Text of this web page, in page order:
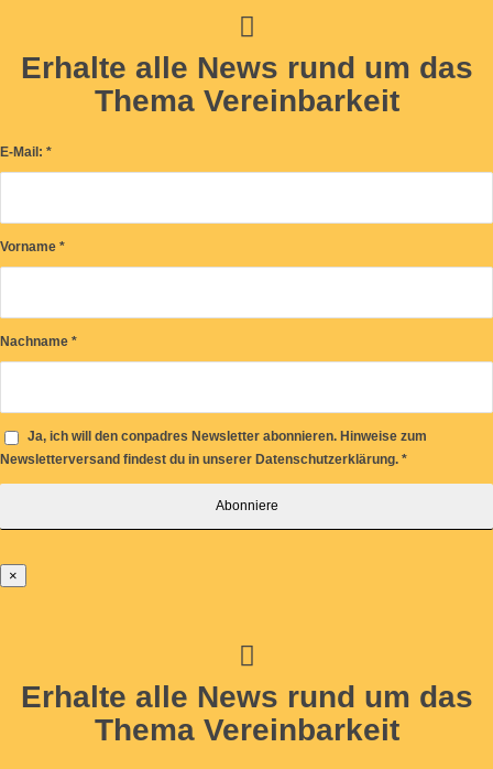
Erhalte alle News rund um das
Thema Vereinbarkeit
E-Mail: *
Vorname *
Nachname *
Ja, ich will den conpadres Newsletter abonnieren. Hinweise zum
Newsletterversand findest du in unserer Datenschutzerklärung. *
×
Erhalte alle News rund um das
Thema Vereinbarkeit